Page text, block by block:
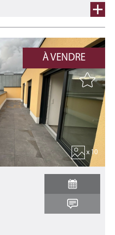
À VENDRE
x 10